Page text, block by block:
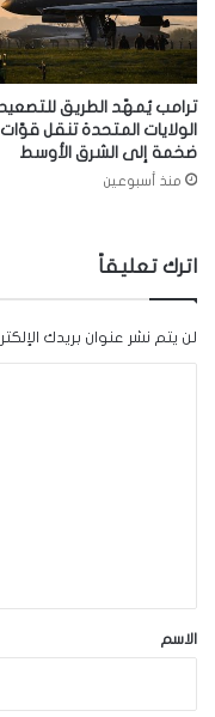
ترامب يُمهّد الطريق
الولايات المتحدة تنقل قوّات
ضخمة إلى الشرق الأوسط
منذ أسبوعين
اترك تعليقاً
لن يتم نشر عنوان بريدك
*الاسم